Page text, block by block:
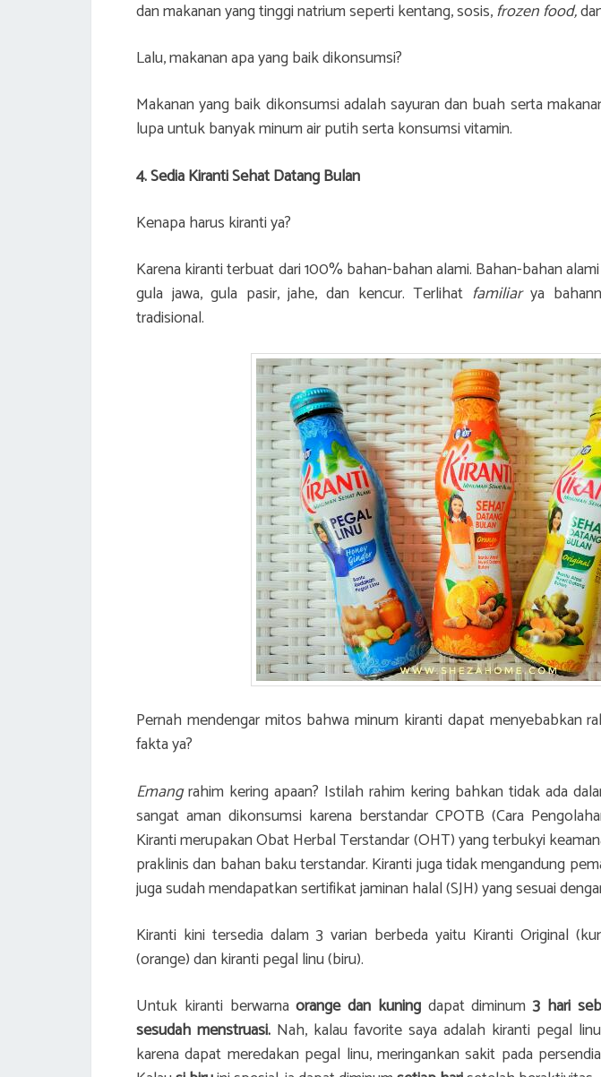
dan makanan yang tinggi natrium seperti kentang, sosis,frozen food,
Lalu, makanan apa yang baik dikonsumsi?
Makanan yang baik dikonsumsi adalah sayuran dan buah serta
lupa untuk banyak minum air putih serta konsumsi vitamin.
4. Sedia Kiranti Sehat Datang Bulan
Kenapa harus kiranti ya?
Karena kiranti terbuat dari 100% bahan-bahan alami. Bahan-bahan
gula jawa, gula pasir, jahe, dan kencur. Terlihat familiarya
tradisional.
Pernah mendengar mitos bahwa minum kiranti dapat menyebabkan
fakta ya?
Emangrahim kering apaan? Istilah rahim kering bahkan tidak ada
sangat aman dikonsumsi karena berstandar CPOTB (Cara
Kiranti merupakan Obat Herbal Terstandar (OHT) yang terbukyi
praklinis dan bahan baku terstandar. Kiranti juga tidak mengandung
juga sudah mendapatkan sertifikat jaminan halal (SJH) yang sesuai
Kiranti kini tersedia dalam 3 varian berbeda yaitu Kiranti Original
(orange) dan kiranti pegal linu (biru).
Untuk kiranti berwarnaorange dan kuningdapat diminum3 hari
sesudah menstruasi. Nah, kalau favorite saya adalah kiranti pegal
karena dapat meredakan pegal linu, meringankan sakit pada